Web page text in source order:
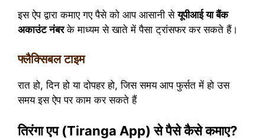
इस ऐप द्वारा कमाए गए पैसे को आप आसानी सेयूपीआई या बैंक
अकाउंट नंबरके माध्यम से खाते में पैसा ट्रांसफर कर सकते हैं।
फ्लैक्सिबल टाइम
रात हो, दिन हो या दोपहर हो, जिस समय आप फुर्सत में हो उस
समय इस ऐप पर काम कर सकते हैं
तिरंगा एप (Tiranga App) से पैसे कैसे कमाए?